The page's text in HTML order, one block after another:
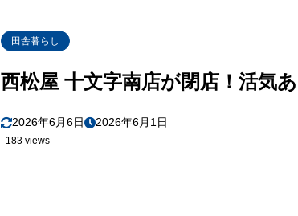
田舎暮らし
西松屋 十文字南店が閉店！活気
2026年6月6日 2026年6月1日
183 views